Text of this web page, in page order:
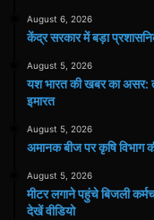
August 6, 2026
केंद्र सरकार में बड़ा
August 5, 2026
यश भारत की खबर का असर:
इमारत
August 5, 2026
अमानक बीज पर कृषि विभाग
August 5, 2026
मीटर लगाने पहुंचे बिजली
देखें वीडियो